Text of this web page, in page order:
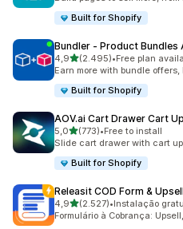
Built for Shopify
Bundler ‑ Product Bundles
4,9de 5 estrelas
(2.495)
2495 total de avaliações
•Free plan
Earn more with bundle
Built for Shopify
AOV.ai Cart Drawer Cart
5,0de 5 estrelas
(773)
773 total de avaliações
•Free to install
Slide cart drawer with cart
Built for Shopify
Releasit COD Form &
4,9de 5 estrelas
(2.527)
2527 total de avaliações
•Instalação
Formulário à Cobrança: